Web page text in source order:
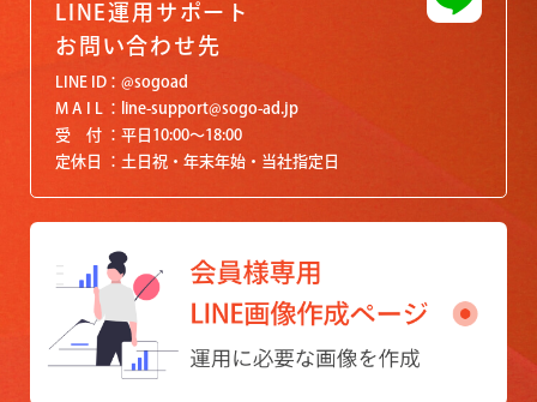
LINE運用サポート
お問い合わせ先
LINE ID
@sogoad
M A I L
line-support@sogo-ad.jp
受 付
平日10:00〜18:00
定休日
土日祝・年末年始・当社指定日